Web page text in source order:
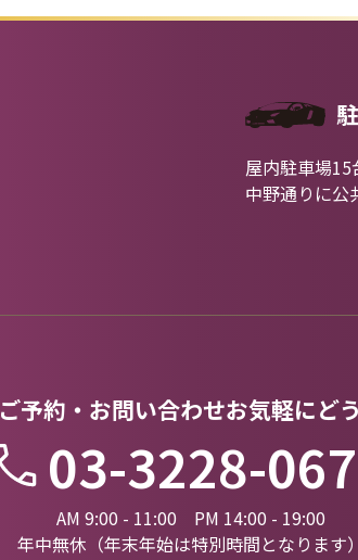
屋内駐車場15
中野通りに公
ご予約・お問い合わせお気軽にど
03-3228-
AM 9:00 - 11:00 PM 14:00 - 19:00
年中無休（年末年始は特別時間となります）